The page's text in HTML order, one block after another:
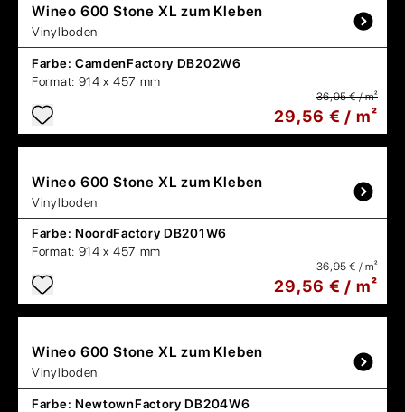
Wineo 600 Stone XL zum Kleben
Vinylboden
Farbe: CamdenFactory DB202W6
Format: 914 x 457 mm
36,95 € / m²
29,56 € / m²
Wineo 600 Stone XL zum Kleben
Vinylboden
Farbe: NoordFactory DB201W6
Format: 914 x 457 mm
36,95 € / m²
29,56 € / m²
Wineo 600 Stone XL zum Kleben
Vinylboden
Farbe: NewtownFactory DB204W6